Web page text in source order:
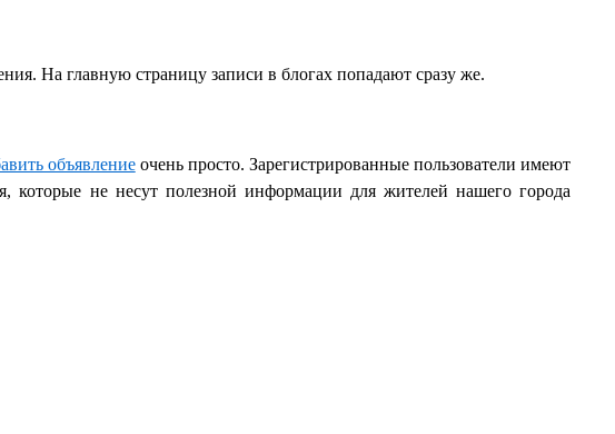
На главную страницу записи в блогах попадают сразу же.
объявлениеочень просто. Зарегистрированные пользователи имеют
которые не несут полезной информации для жителей нашего города